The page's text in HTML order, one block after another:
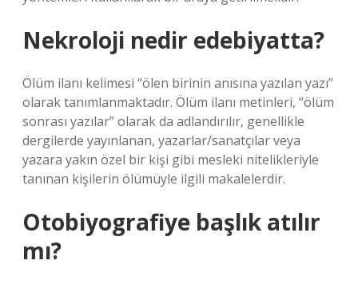
Nekroloji nedir edebiyatta?
Ölüm ilanı kelimesi “ölen birinin anısına yazılan yazı”
olarak tanımlanmaktadır. Ölüm ilanı metinleri, “ölüm
sonrası yazılar” olarak da adlandırılır, genellikle
dergilerde yayınlanan, yazarlar/sanatçılar veya
yazara yakın özel bir kişi gibi mesleki nitelikleriyle
tanınan kişilerin ölümüyle ilgili makalelerdir.
Otobiyografiye başlık atılır
mı?